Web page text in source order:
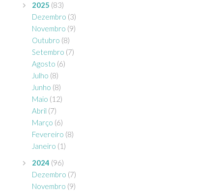
2025 (83)
Dezembro (3)
Novembro (9)
Outubro (8)
Setembro (7)
Agosto (6)
Julho (8)
Junho (8)
Maio (12)
Abril (7)
Março (6)
Fevereiro (8)
Janeiro (1)
2024 (96)
Dezembro (7)
Novembro (9)